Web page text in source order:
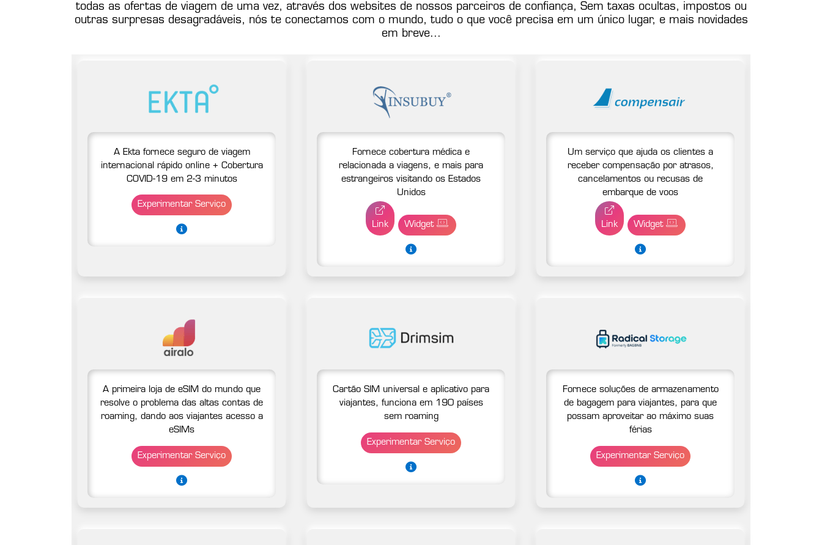
todas as ofertas de viagem de uma vez, através dos websites de nossos parceiros de confiança, Sem taxas ocultas, impostos ou
outras surpresas desagradáveis, nós te conectamos com o mundo, tudo o que você precisa em um único lugar, e mais novidades
em breve...
A Ekta fornece seguro de viagem
internacional rápido online + Cobertura
COVID-19 em 2-3 minutos
Experimentar Serviço
Fornece cobertura médica e
relacionada a viagens, e mais para
estrangeiros visitando os Estados
Unidos
Link Widget
Um serviço que ajuda os clientes a
receber compensação por atrasos,
cancelamentos ou recusas de
embarque de voos
Link Widget
A primeira loja de eSIM do mundo que
resolve o problema das altas contas de
roaming, dando aos viajantes acesso a
eSIMs
Experimentar Serviço
Cartão SIM universal e aplicativo para
viajantes, funciona em 190 países
sem roaming
Experimentar Serviço
Fornece soluções de armazenamento
de bagagem para viajantes, para que
possam aproveitar ao máximo suas
férias
Experimentar Serviço